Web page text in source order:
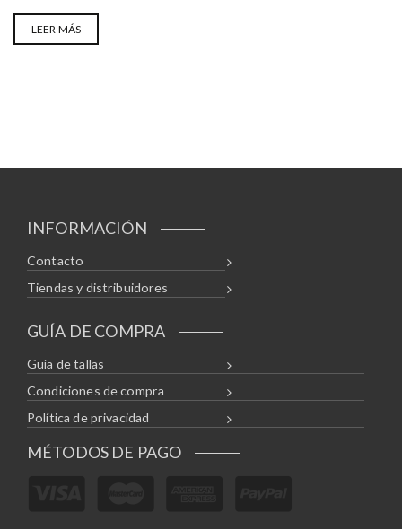
LEER MÁS
INFORMACIÓN
Contacto
Tiendas y distribuidores
GUÍA DE COMPRA
Guía de tallas
Condiciones de compra
Política de privacidad
MÉTODOS DE PAGO